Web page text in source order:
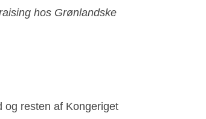
hos Grønlandske
og resten af Kongeriget